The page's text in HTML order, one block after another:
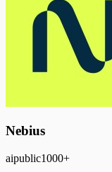
Nebius
aipublic1000+